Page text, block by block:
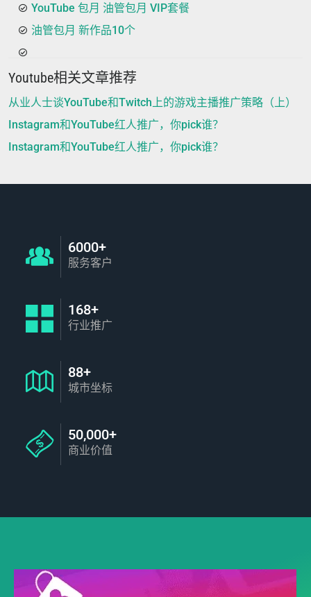
YouTube 包月 油管包月 VIP套餐
油管包月 新作品10个
Youtube相关文章推荐
从业人士谈YouTube和Twitch上的游戏主播推广策略（上）
Instagram和YouTube红人推广，你pick谁？
Instagram和YouTube红人推广，你pick谁？
6000+
服务客户
168+
行业推广
88+
城市坐标
50,000+
商业价值